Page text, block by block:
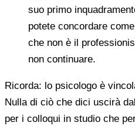
suo primo
potete concordare
che non è il
non continuare.
Ricorda: lo psicologo è
Nulla di ciò che dici uscirà
per i colloqui in studio che